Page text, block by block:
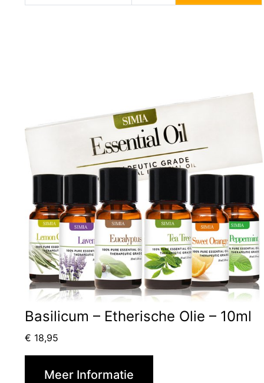
Basilicum – Etherische Olie – 10ml
€ 18,95
Meer Informatie